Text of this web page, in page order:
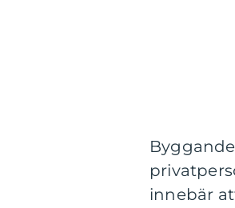
innebär